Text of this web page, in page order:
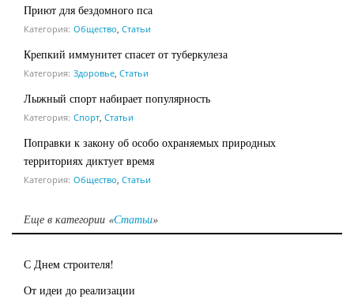
Приют для бездомного пса
Категория: Общество Статьи
Крепкий иммунитет спасет от туберкулеза
Категория: Здоровье Статьи
Лыжный спорт набирает популярность
Категория: Спорт Статьи
Поправки к закону об особо охраняемых природных
территориях диктует время
Категория: Общество Статьи
Еще в категории «Статьи»
С Днем строителя!
От идеи до реализации